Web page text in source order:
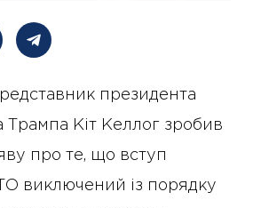
президента
Кіт Келлог зробив
про те, що вступ
виключений із порядку